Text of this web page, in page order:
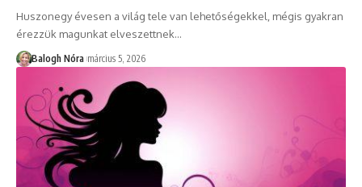
Huszonegy évesen a világ tele van lehetőségekkel, mégis gyakran
érezzük magunkat elveszettnek…
Balogh Nóra március 5, 2026